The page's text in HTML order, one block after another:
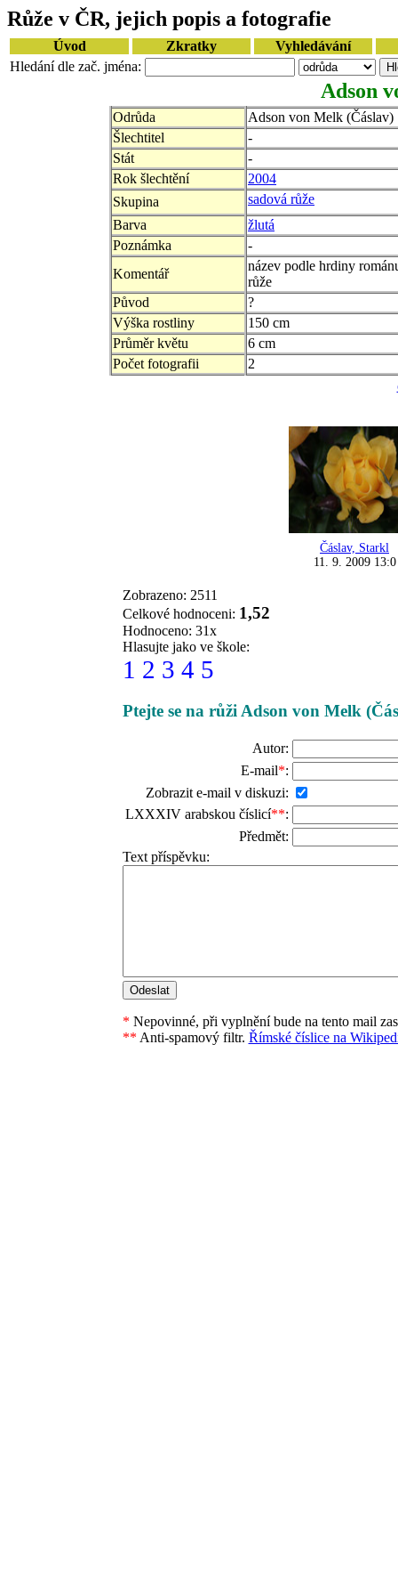
Růže v ČR, jejich popis a fotografie
Úvod Zkratky
Vyhledávání
Hledání dle zač. jména:
Adson
Odrůda
Adson von Melk (Čáslav)
Šlechtitel
-
Stát
-
Rok šlechtění
2004
Skupina
sadová růže
Barva
žlutá
Poznámka
-
Komentář
název podle hrdiny
růže
Původ
?
Výška rostliny
150 cm
Průměr květu
6 cm
Počet fotografii
2
Čáslav, Starkl
11. 9. 2009 13:0
Zobrazeno: 2511
Celkové hodnoceni: 1,52
Hodnoceno: 31x
Hlasujte jako ve škole:
1 2 3 4 5
Ptejte se na růži Adson von Melk
Autor:
E-mail*:
Zobrazit e-mail v diskuzi:
LXXXIV arabskou číslicí**:
Předmět:
Text příspěvku:
* Nepovinné, při vyplnění bude na tento mail
** Anti-spamový filtr. Římské číslice na